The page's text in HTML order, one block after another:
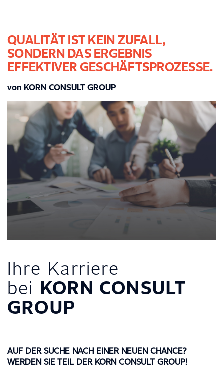
QUALITÄT IST KEIN ZUFALL,
SONDERN DAS ERGEBNIS
EFFEKTIVER GESCHÄFTSPROZESSE.
von KORN CONSULT GROUP
Ihre Karriere
bei KORN CONSULT
GROUP
AUF DER SUCHE NACH EINER NEUEN CHANCE?
WERDEN SIE TEIL DER KORN CONSULT GROUP!